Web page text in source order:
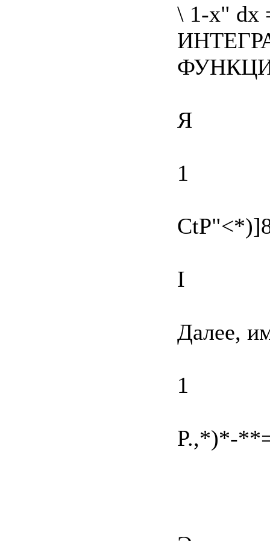
\ 1-х" dx
Я
1
I
Далее,
1
P.,*)*-